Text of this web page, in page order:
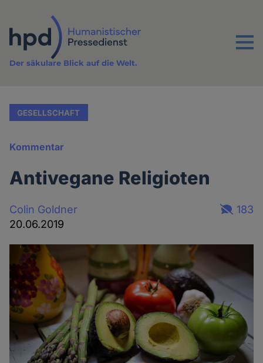
Inhalt
Menu
Der säkulare Blick auf die Welt.
GESELLSCHAFT
Kommentar
Antivegane Religioten
Colin Goldner
20.06.2019
183